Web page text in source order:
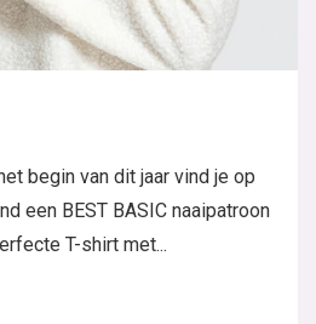
begin van dit jaar vind je op
een BEST BASIC naaipatroon
T-shirt met...